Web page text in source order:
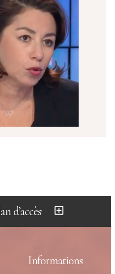
d’accès
Informations